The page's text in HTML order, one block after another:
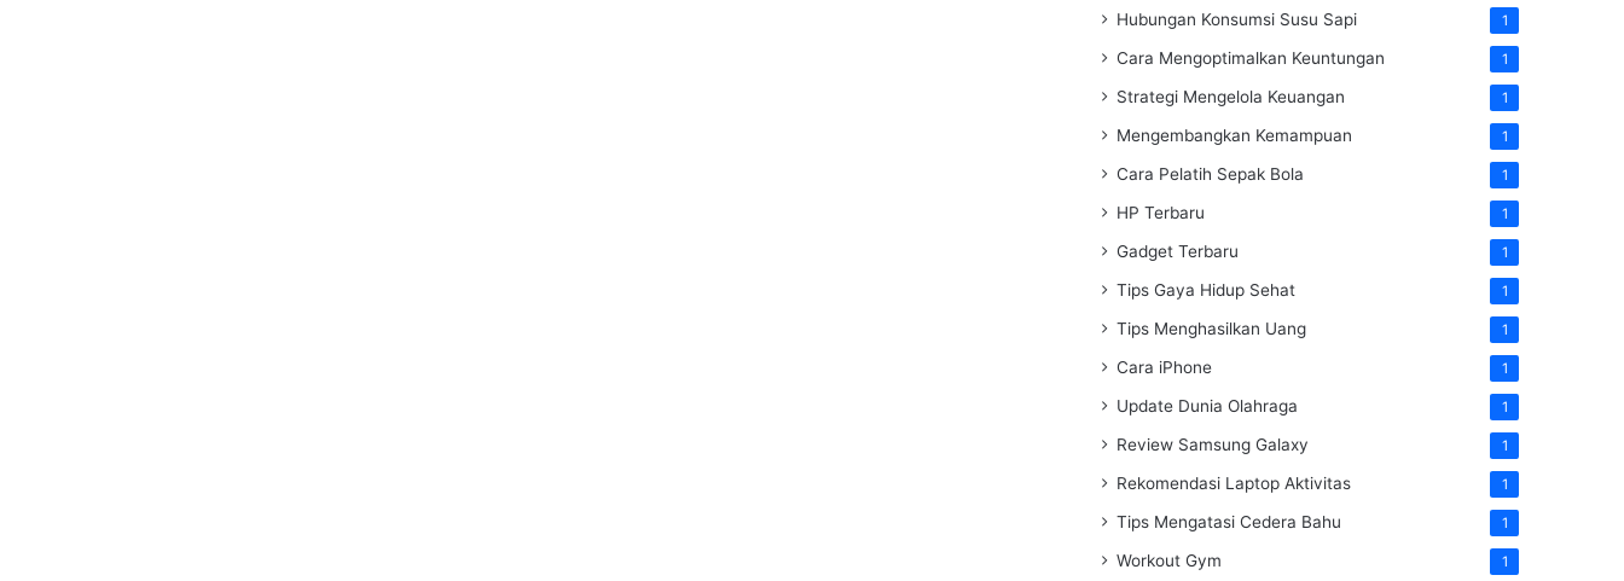
Hubungan Konsumsi Susu Sapi 1
Cara Mengoptimalkan Keuntungan 1
Strategi Mengelola Keuangan 1
Mengembangkan Kemampuan 1
Cara Pelatih Sepak Bola 1
HP Terbaru 1
Gadget Terbaru 1
Tips Gaya Hidup Sehat 1
Tips Menghasilkan Uang 1
Cara iPhone 1
Update Dunia Olahraga 1
Review Samsung Galaxy 1
Rekomendasi Laptop Aktivitas 1
Tips Mengatasi Cedera Bahu 1
Workout Gym 1